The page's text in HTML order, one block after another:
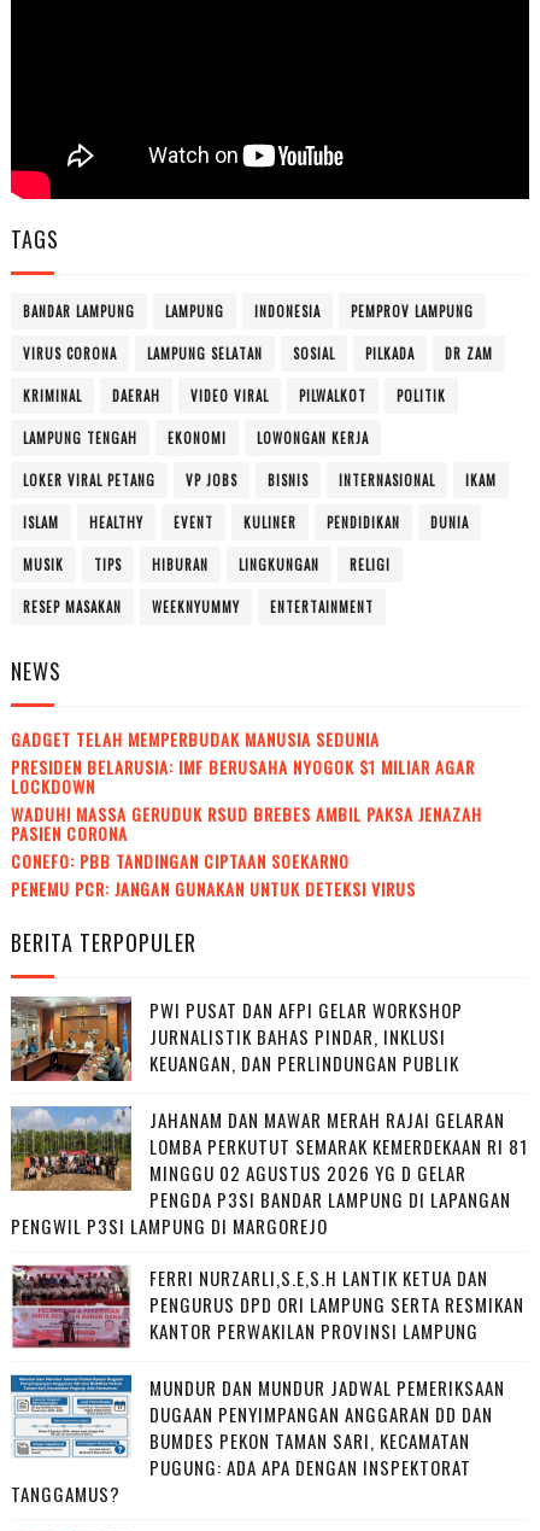
TAGS
BANDAR LAMPUNG LAMPUNG INDONESIA PEMPROV LAMPUNG
VIRUS CORONA LAMPUNG SELATAN SOSIAL PILKADA DR ZAM
KRIMINAL DAERAH VIDEO VIRAL PILWALKOT POLITIK
LAMPUNG TENGAH EKONOMI LOWONGAN KERJA
LOKER VIRAL PETANG VP JOBS BISNIS INTERNASIONAL IKAM
ISLAM HEALTHY EVENT KULINER PENDIDIKAN DUNIA
MUSIK TIPS HIBURAN LINGKUNGAN RELIGI
RESEP MASAKAN WEEKNYUMMY ENTERTAINMENT
NEWS
GADGET TELAH MEMPERBUDAK MANUSIA SEDUNIA
PRESIDEN BELARUSIA: IMF BERUSAHA NYOGOK $1 MILIAR AGAR
LOCKDOWN
WADUH! MASSA GERUDUK RSUD BREBES AMBIL PAKSA JENAZAH
PASIEN CORONA
CONEFO: PBB TANDINGAN CIPTAAN SOEKARNO
PENEMU PCR: JANGAN GUNAKAN UNTUK DETEKSI VIRUS
BERITA TERPOPULER
PWI PUSAT DAN AFPI GELAR WORKSHOP
JURNALISTIK BAHAS PINDAR, INKLUSI
KEUANGAN, DAN PERLINDUNGAN PUBLIK
JAHANAM DAN MAWAR MERAH RAJAI GELARAN
LOMBA PERKUTUT SEMARAK KEMERDEKAAN RI 81
MINGGU 02 AGUSTUS 2026 YG D GELAR
PENGDA P3SI BANDAR LAMPUNG DI LAPANGAN
PENGWIL P3SI LAMPUNG DI MARGOREJO
FERRI NURZARLI,S.E,S.H LANTIK KETUA DAN
PENGURUS DPD ORI LAMPUNG SERTA RESMIKAN
KANTOR PERWAKILAN PROVINSI LAMPUNG
MUNDUR DAN MUNDUR JADWAL PEMERIKSAAN
DUGAAN PENYIMPANGAN ANGGARAN DD DAN
BUMDES PEKON TAMAN SARI, KECAMATAN
PUGUNG: ADA APA DENGAN INSPEKTORAT
TANGGAMUS?